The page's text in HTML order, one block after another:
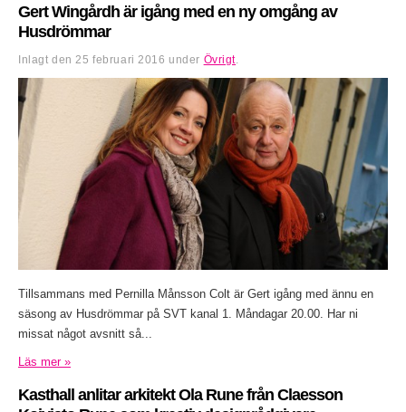
Gert Wingårdh är igång med en ny omgång av
Husdrömmar
Inlagt den 25 februari 2016 under Övrigt
Tillsammans med Pernilla Månsson Colt är Gert igång med ännu en
säsong av Husdrömmar på SVT kanal 1. Måndagar 20.00. Har ni
missat något avsnitt så...
Läs mer »
Kasthall anlitar arkitekt Ola Rune från Claesson